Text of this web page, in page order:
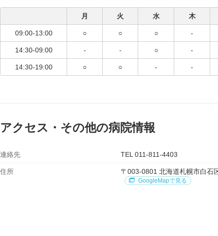
月 火 水 木
09:00-13:00 ○ ○ ○ -
14:30-09:00 - - ○ -
14:30-19:00 ○ ○ - -
アクセス・その他の病院情報
連絡先 TEL 011-811-4403
住所 〒003-0801 北海道札幌市白石
GoogleMapで見る